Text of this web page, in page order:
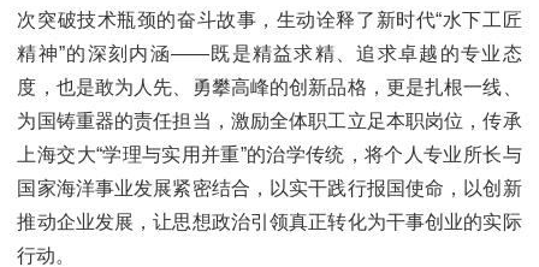
次突破技术瓶颈的奋斗故事，生动诠释了新时代“水下工匠
精神”的深刻内涵——既是精益求精、追求卓越的专业态
度，也是敢为人先、勇攀高峰的创新品格，更是扎根一线、
为国铸重器的责任担当，激励全体职工立足本职岗位，传承
上海交大“学理与实用并重”的治学传统，将个人专业所长与
国家海洋事业发展紧密结合，以实干践行报国使命，以创新
推动企业发展，让思想政治引领真正转化为干事创业的实际
行动。